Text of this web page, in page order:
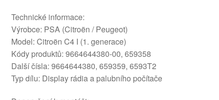
Technické informace:
Výrobce: PSA (Citroën / Peugeot)
Model: Citroën C4 I (1. generace)
Kódy produktů: 9664644380-00, 659358
Další čísla: 9664644380, 659359, 6593T2
Typ dílu: Display rádia a palubního počítače